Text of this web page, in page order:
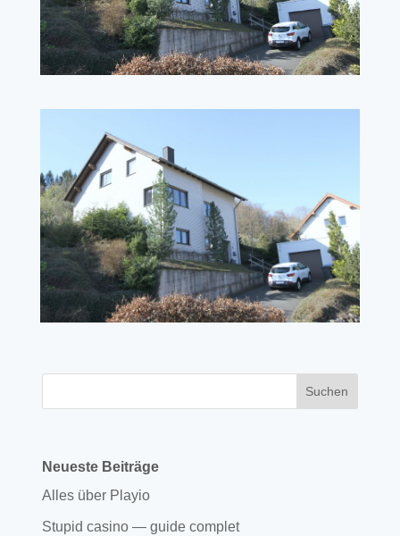
Neueste Beiträge
Alles über Playio
Stupid casino — guide complet